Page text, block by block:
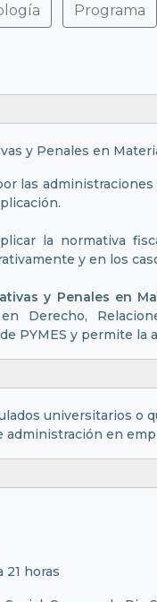
Programa
y Penales en
las
la normativa
y en los
y Penales en
Derecho,
PYMES y permite
universitarios o
en
21 horas